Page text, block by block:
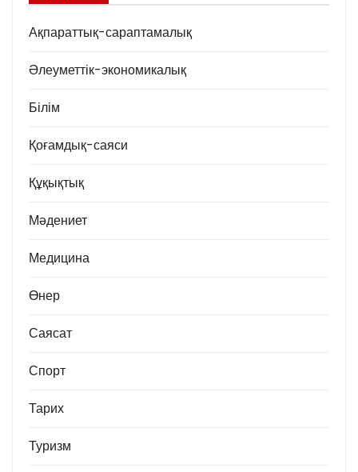
Ақпараттық-сараптамалық
Әлеуметтік-экономикалық
Білім
Қоғамдық-саяси
Құқықтық
Мәдениет
Медицина
Өнер
Саясат
Спорт
Тарих
Туризм